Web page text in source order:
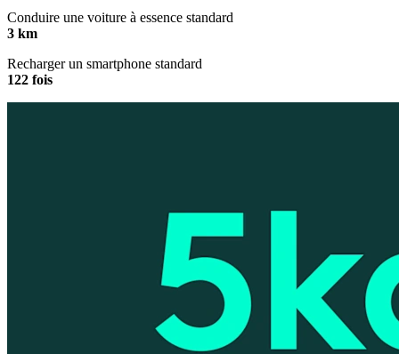
Conduire une voiture à essence standard
3 km
Recharger un smartphone standard
122 fois